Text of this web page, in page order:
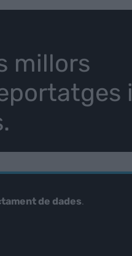
millors
i
de dades.